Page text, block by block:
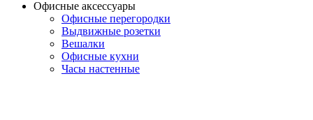
Офисные аксессуары
Офисные перегородки
Выдвижные розетки
Вешалки
Офисные кухни
Часы настенные